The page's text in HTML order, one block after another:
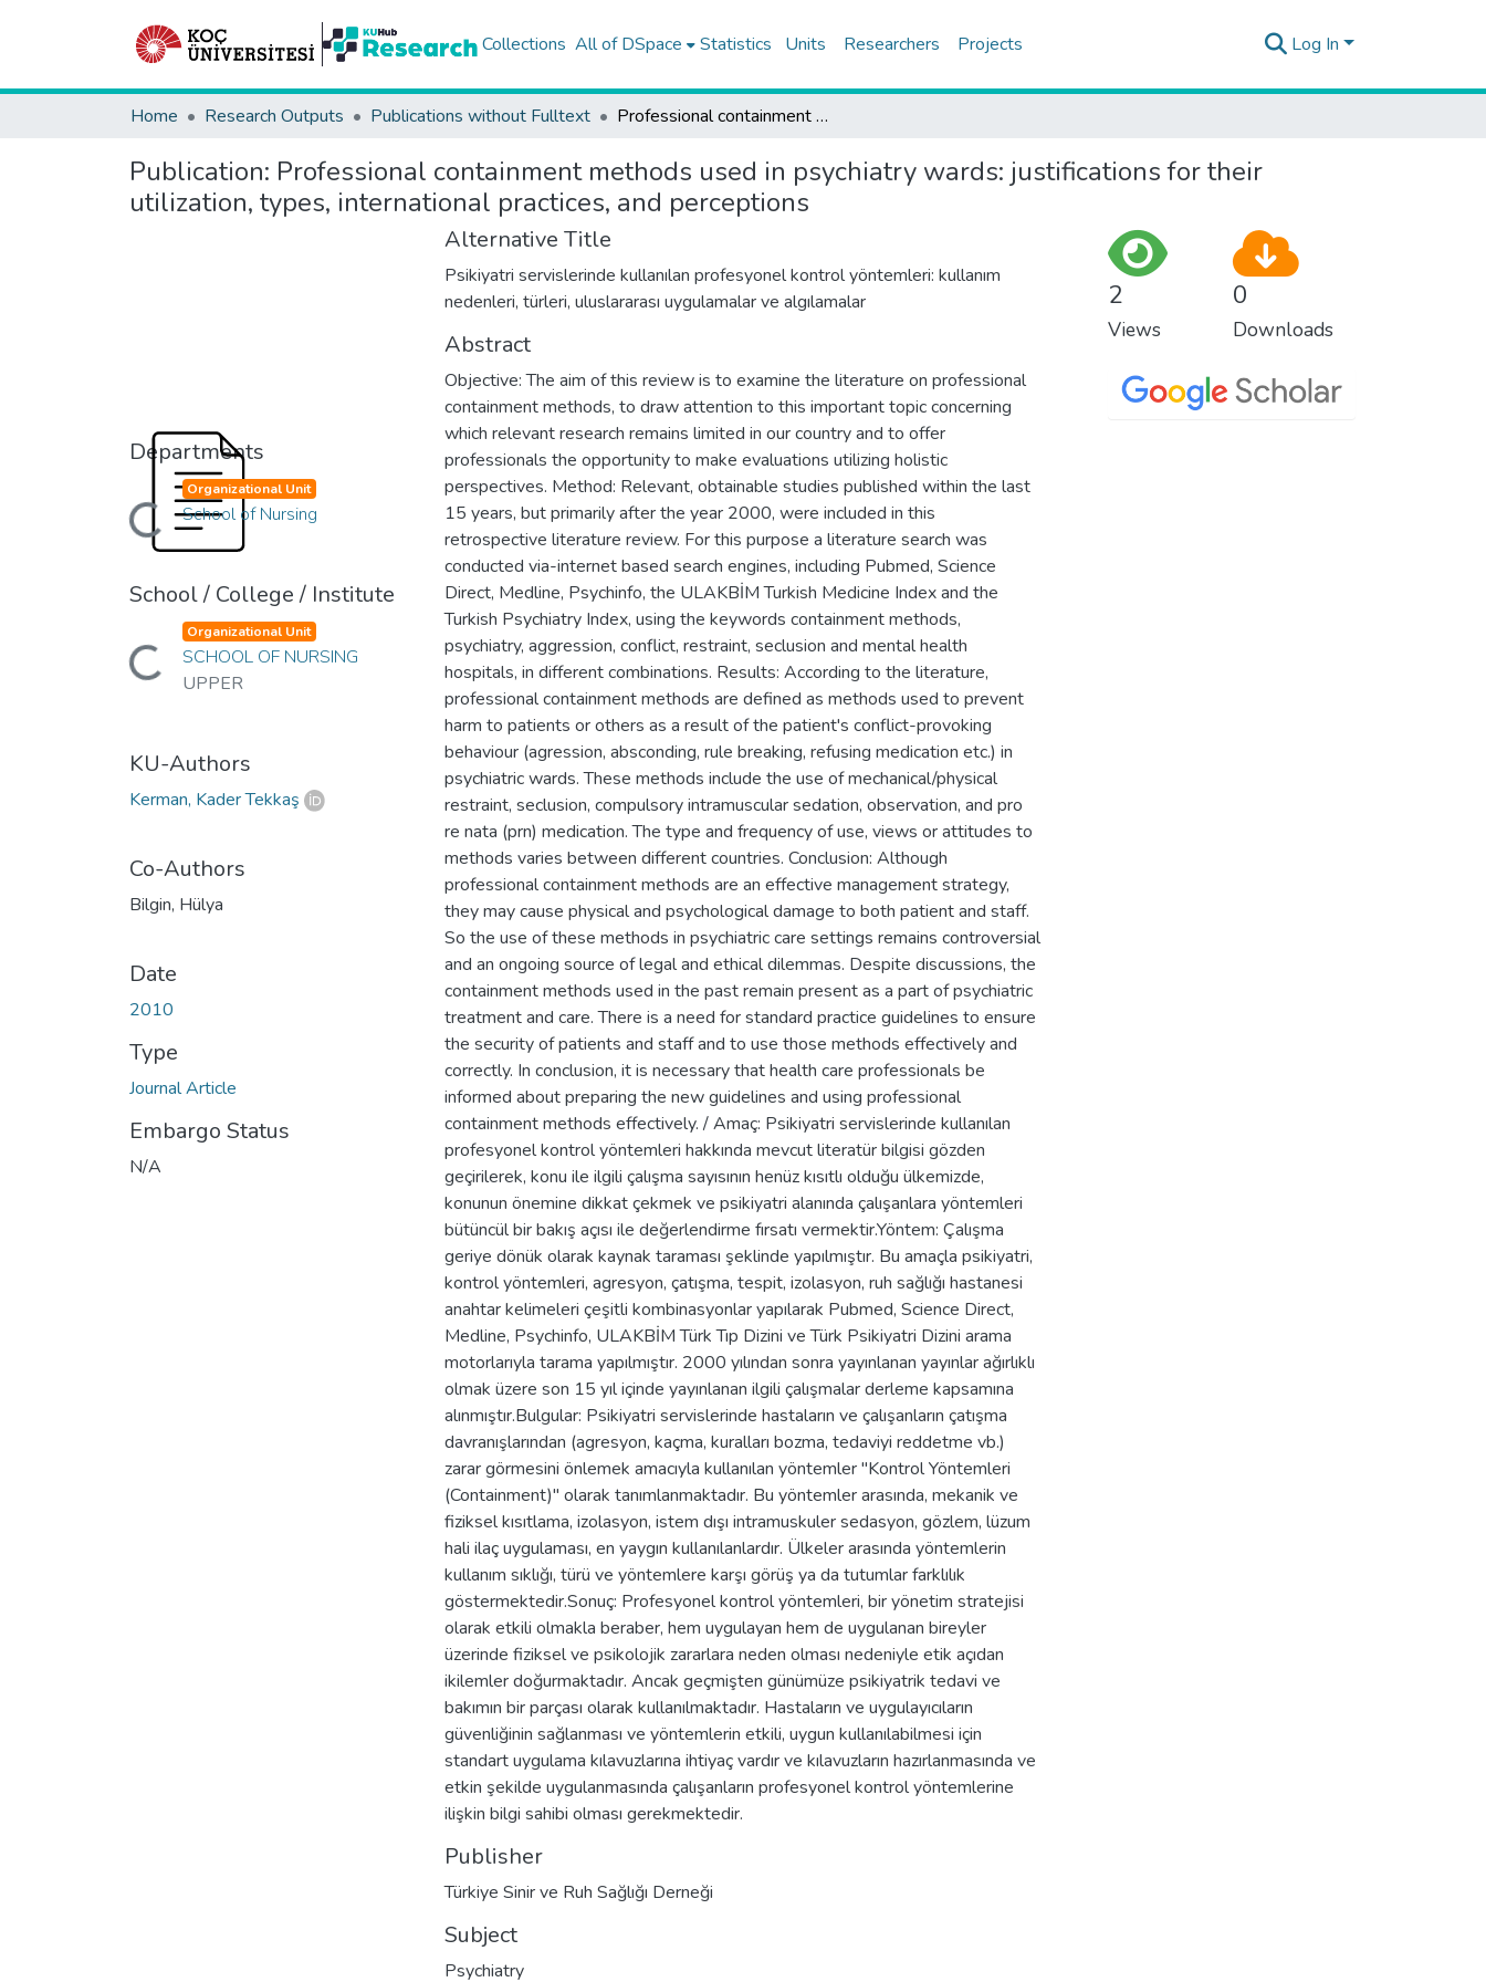
Collections All of DSpace Statistics Units Researchers Projects Log In
Home Research Outputs Publications without Fulltext Professional containment methods used in psychiatry wards: justifications for their utilization, types, international practices, and perceptions
Publication: Professional containment methods used in psychiatry wards: justifications for their
utilization, types, international practices, and perceptions
Departments
Loading... Organizational Unit
School of Nursing
School / College / Institute
Loading... Organizational Unit
SCHOOL OF NURSING
UPPER
KU-Authors
Kerman, Kader Tekkaş
Co-Authors
Bilgin, Hülya
Date
2010
Type
Journal Article
Embargo Status
N/A
Alternative Title
Psikiyatri servislerinde kullanılan profesyonel kontrol yöntemleri: kullanım
nedenleri, türleri, uluslararası uygulamalar ve algılamalar
Abstract
Objective: The aim of this review is to examine the literature on professional
containment methods, to draw attention to this important topic concerning
which relevant research remains limited in our country and to offer
professionals the opportunity to make evaluations utilizing holistic
perspectives. Method: Relevant, obtainable studies published within the last
15 years, but primarily after the year 2000, were included in this
retrospective literature review. For this purpose a literature search was
conducted via-internet based search engines, including Pubmed, Science
Direct, Medline, Psychinfo, the ULAKBİM Turkish Medicine Index and the
Turkish Psychiatry Index, using the keywords containment methods,
psychiatry, aggression, conflict, restraint, seclusion and mental health
hospitals, in different combinations. Results: According to the literature,
professional containment methods are defined as methods used to prevent
harm to patients or others as a result of the patient's conflict-provoking
behaviour (agression, absconding, rule breaking, refusing medication etc.) in
psychiatric wards. These methods include the use of mechanical/physical
restraint, seclusion, compulsory intramuscular sedation, observation, and pro
re nata (prn) medication. The type and frequency of use, views or attitudes to
methods varies between different countries. Conclusion: Although
professional containment methods are an effective management strategy,
they may cause physical and psychological damage to both patient and staff.
So the use of these methods in psychiatric care settings remains controversial
and an ongoing source of legal and ethical dilemmas. Despite discussions, the
containment methods used in the past remain present as a part of psychiatric
treatment and care. There is a need for standard practice guidelines to ensure
the security of patients and staff and to use those methods effectively and
correctly. In conclusion, it is necessary that health care professionals be
informed about preparing the new guidelines and using professional
containment methods effectively. / Amaç: Psikiyatri servislerinde kullanılan
profesyonel kontrol yöntemleri hakkında mevcut literatür bilgisi gözden
geçirilerek, konu ile ilgili çalışma sayısının henüz kısıtlı olduğu ülkemizde,
konunun önemine dikkat çekmek ve psikiyatri alanında çalışanlara yöntemleri
bütüncül bir bakış açısı ile değerlendirme fırsatı vermektir.Yöntem: Çalışma
geriye dönük olarak kaynak taraması şeklinde yapılmıştır. Bu amaçla psikiyatri,
kontrol yöntemleri, agresyon, çatışma, tespit, izolasyon, ruh sağlığı hastanesi
anahtar kelimeleri çeşitli kombinasyonlar yapılarak Pubmed, Science Direct,
Medline, Psychinfo, ULAKBİM Türk Tıp Dizini ve Türk Psikiyatri Dizini arama
motorlarıyla tarama yapılmıştır. 2000 yılından sonra yayınlanan yayınlar ağırlıklı
olmak üzere son 15 yıl içinde yayınlanan ilgili çalışmalar derleme kapsamına
alınmıştır.Bulgular: Psikiyatri servislerinde hastaların ve çalışanların çatışma
davranışlarından (agresyon, kaçma, kuralları bozma, tedaviyi reddetme vb.)
zarar görmesini önlemek amacıyla kullanılan yöntemler "Kontrol Yöntemleri
(Containment)" olarak tanımlanmaktadır. Bu yöntemler arasında, mekanik ve
fiziksel kısıtlama, izolasyon, istem dışı intramuskuler sedasyon, gözlem, lüzum
hali ilaç uygulaması, en yaygın kullanılanlardır. Ülkeler arasında yöntemlerin
kullanım sıklığı, türü ve yöntemlere karşı görüş ya da tutumlar farklılık
göstermektedir.Sonuç: Profesyonel kontrol yöntemleri, bir yönetim stratejisi
olarak etkili olmakla beraber, hem uygulayan hem de uygulanan bireyler
üzerinde fiziksel ve psikolojik zararlara neden olması nedeniyle etik açıdan
ikilemler doğurmaktadır. Ancak geçmişten günümüze psikiyatrik tedavi ve
bakımın bir parçası olarak kullanılmaktadır. Hastaların ve uygulayıcıların
güvenliğinin sağlanması ve yöntemlerin etkili, uygun kullanılabilmesi için
standart uygulama kılavuzlarına ihtiyaç vardır ve kılavuzların hazırlanmasında ve
etkin şekilde uygulanmasında çalışanların profesyonel kontrol yöntemlerine
ilişkin bilgi sahibi olması gerekmektedir.
Publisher
Türkiye Sinir ve Ruh Sağlığı Derneği
Subject
Psychiatry
2
Views
0
Downloads